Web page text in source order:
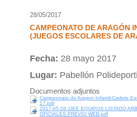
28/05/2017
CAMPEONATO DE ARAGÓN
(JUEGOS ESCOLARES DE
Fecha: 28 mayo 2017
Lugar: Pabellón
Documentos adjuntos
Campeonato de Aragon Infantil-Cadete
17.pdf
2017-05-28 JJEE EQUIPOS LISTADO
OFICIALES PREVIO WEB.pdf